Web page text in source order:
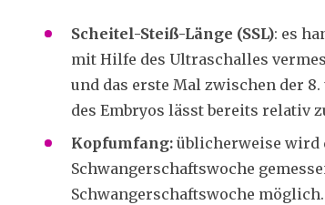
Scheitel-Steiß-Länge (SSL): es
mit Hilfe des Ultraschalles
und das erste Mal zwischen der 8.
des Embryos lässt bereits relativ
Kopfumfang:üblicherweise wird
Schwangerschaftswoche
Schwangerschaftswoche möglich.